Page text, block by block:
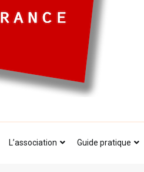
L’association Guide pratique